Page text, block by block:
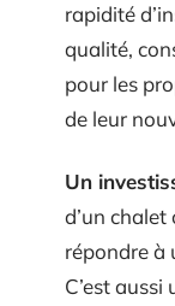
rapidité
qualité,
pour les
de leur
Un
d’un chalet
répondre à
C’est